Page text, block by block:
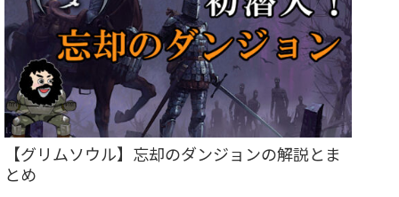
【グリムソウル】忘却のダンジョンの解説とま
とめ